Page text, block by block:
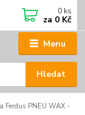
Menu
Hledat
0 ks
za 0 Kč
Ferdus PNEU WAX -